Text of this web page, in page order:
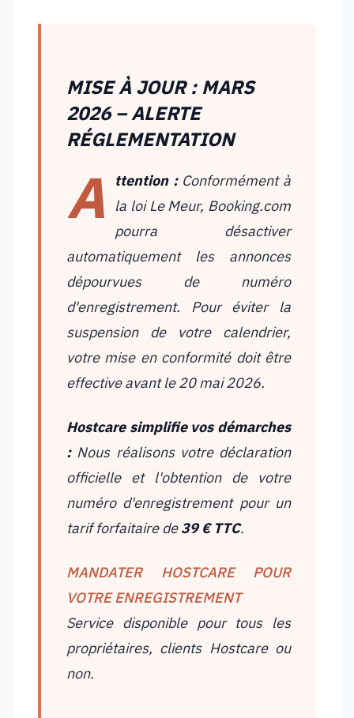
MISE À JOUR : MARS
2026 – ALERTE
RÉGLEMENTATION
A ttention :Conformément à
la loi Le Meur, Booking.com
pourra désactiver
automatiquement les annonces
dépourvues de numéro
d'enregistrement. Pour éviter la
suspension de votre calendrier,
votre mise en conformité doit être
effective avant le 20 mai 2026.
Hostcare simplifie vos démarches
:Nous réalisons votre déclaration
officielle et l'obtention de votre
numéro d'enregistrement pour un
tarif forfaitaire de39 € TTC.
MANDATER HOSTCARE POUR
VOTRE ENREGISTREMENT
Service disponible pour tous les
propriétaires, clients Hostcare ou
non.